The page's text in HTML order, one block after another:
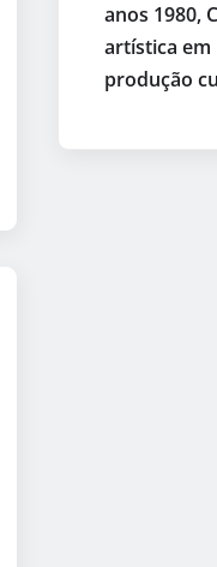
anos 1980,
artística em
produção